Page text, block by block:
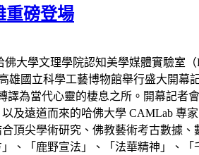
重磅登場
大學文理學院認知美學媒體實驗室
雄國立科學工藝博物館舉行盛大開
為當代心靈的棲息之所。開幕記者
及遠道而來的哈佛大學 CAMLab 專
頂尖學術研究、佛教藝術考古數據
、「鹿野宣法」、「法華精神」、